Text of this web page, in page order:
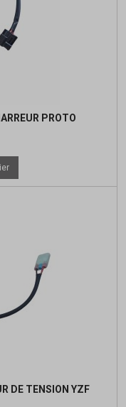
PROTO
DE TENSION YZF